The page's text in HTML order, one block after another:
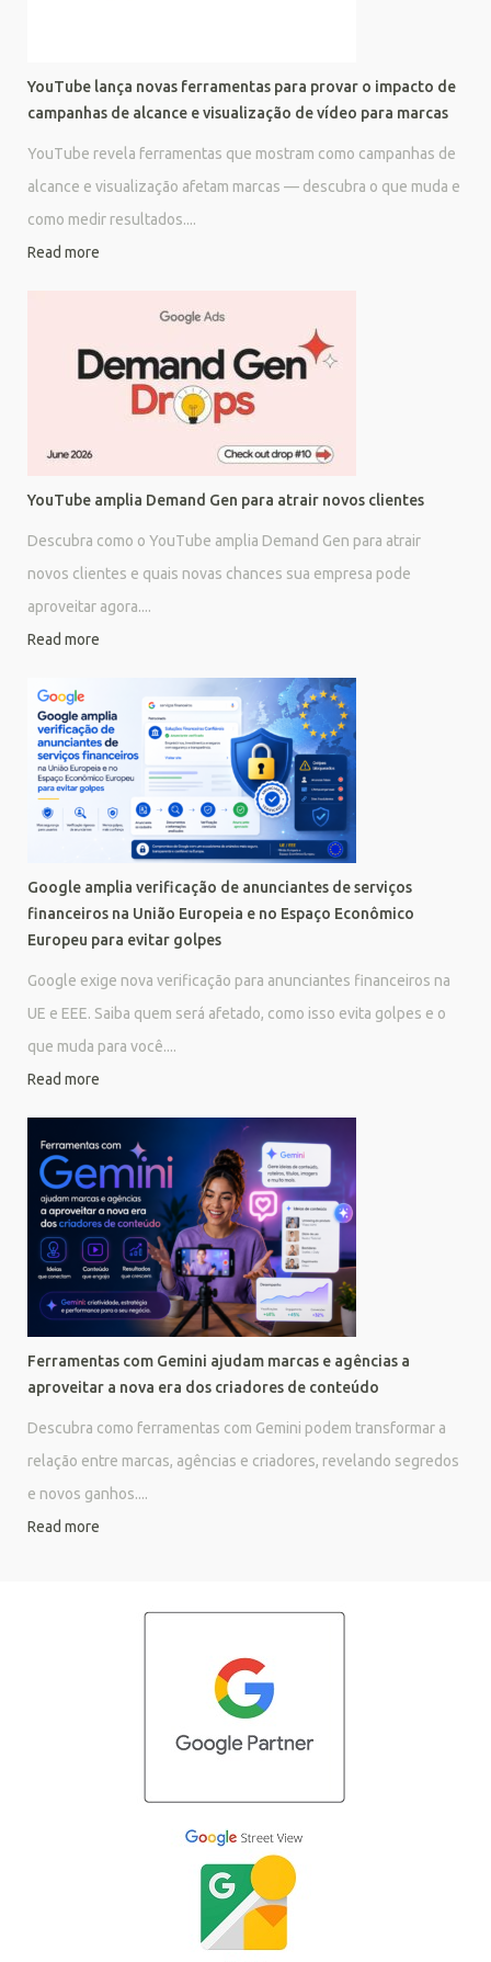
YouTube lança novas ferramentas para provar o impacto de
campanhas de alcance e visualização de vídeo para marcas
YouTube revela ferramentas que mostram como campanhas de
alcance e visualização afetam marcas — descubra o que muda e
como medir resultados....
Read more
YouTube amplia Demand Gen para atrair novos clientes
Descubra como o YouTube amplia Demand Gen para atrair
novos clientes e quais novas chances sua empresa pode
aproveitar agora....
Read more
Google amplia verificação de anunciantes de serviços
financeiros na União Europeia e no Espaço Econômico
Europeu para evitar golpes
Google exige nova verificação para anunciantes financeiros na
UE e EEE. Saiba quem será afetado, como isso evita golpes e o
que muda para você....
Read more
Ferramentas com Gemini ajudam marcas e agências a
aproveitar a nova era dos criadores de conteúdo
Descubra como ferramentas com Gemini podem transformar a
relação entre marcas, agências e criadores, revelando segredos
e novos ganhos....
Read more